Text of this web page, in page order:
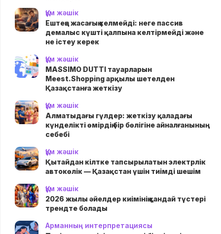
Құм жәшік
Ештеңе жасағың келмейді: неге пассив
демалыс күшті қалпына келтірмейді және
не істеу керек
Құм жәшік
MASSIMO DUTTI тауарларын
Meest.Shopping арқылы шетелден
Қазақстанға жеткізу
Құм жәшік
Алматыдағы гүлдер: жеткізу қаладағы
күнделікті өмірдің бір бөлігіне айналғанының
себебі
Құм жәшік
Қытайдан кілтке тапсырылатын электрлік
автокөлік — Қазақстан үшін тиімді шешім
Құм жәшік
2026 жылы әйелдер киімінің қандай түстері
трендте болады
Арманның интерпретациясы